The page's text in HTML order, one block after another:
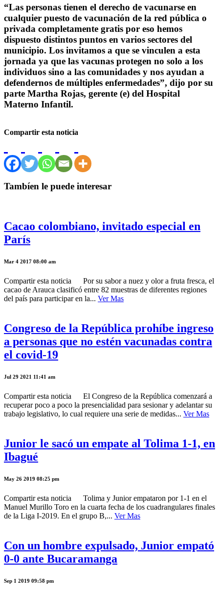
“Las personas tienen el derecho de vacunarse en
cualquier puesto de vacunación de la red pública o
privada completamente gratis por eso hemos
dispuesto distintos puntos en varios sectores del
municipio. Los invitamos a que se vinculen a esta
jornada ya que las vacunas protegen no solo a los
individuos sino a las comunidades y nos ayudan a
defendernos de múltiples enfermedades”, dijo por su
parte Martha Rojas, gerente (e) del Hospital
Materno Infantil.
Compartir esta noticia
Tambíen le puede interesar
Cacao colombiano, invitado especial en
París
Mar 4 2017 08:00 am
Compartir esta noticia Por su sabor a nuez y olor a fruta fresca, el
cacao de Arauca clasificó entre 82 muestras de diferentes regiones
del país para participar en la... Ver Mas
Congreso de la República prohíbe ingreso
a personas que no estén vacunadas contra
el covid-19
Jul 29 2021 11:41 am
Compartir esta noticia El Congreso de la República comenzará a
recuperar poco a poco la presencialidad para sesionar y adelantar su
trabajo legislativo, lo cual requiere una serie de medidas... Ver Mas
Junior le sacó un empate al Tolima 1-1, en
Ibagué
May 26 2019 08:25 pm
Compartir esta noticia Tolima y Junior empataron por 1-1 en el
Manuel Murillo Toro en la cuarta fecha de los cuadrangulares finales
de la Liga I-2019. En el grupo B,... Ver Mas
Con un hombre expulsado, Junior empató
0-0 ante Bucaramanga
Sep 1 2019 09:58 pm